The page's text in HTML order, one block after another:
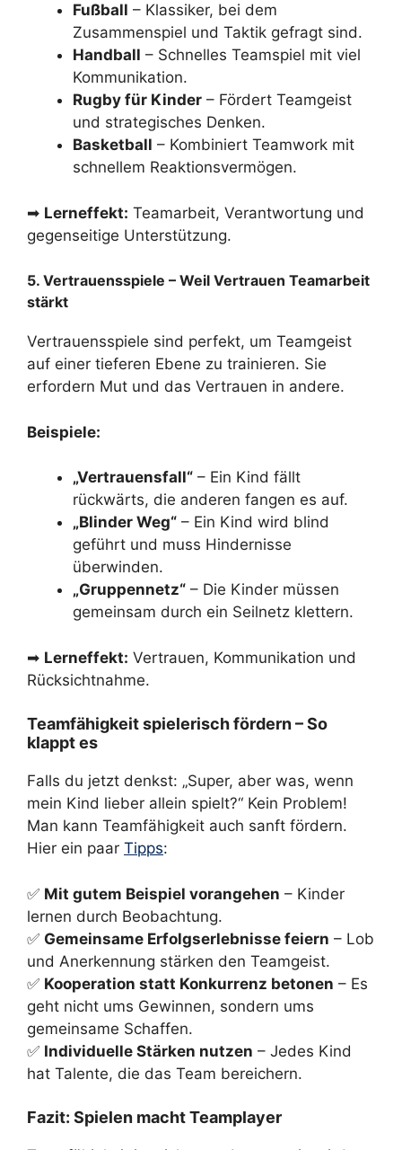
Fußball – Klassiker, bei dem
Zusammenspiel und Taktik gefragt sind.
Handball – Schnelles Teamspiel mit viel
Kommunikation.
Rugby für Kinder – Fördert Teamgeist
und strategisches Denken.
Basketball – Kombiniert Teamwork mit
schnellem Reaktionsvermögen.
➡ Lerneffekt: Teamarbeit, Verantwortung und
gegenseitige Unterstützung.
5. Vertrauensspiele – Weil Vertrauen Teamarbeit
stärkt
Vertrauensspiele sind perfekt, um Teamgeist
auf einer tieferen Ebene zu trainieren. Sie
erfordern Mut und das Vertrauen in andere.
Beispiele:
„Vertrauensfall“ – Ein Kind fällt
rückwärts, die anderen fangen es auf.
„Blinder Weg“ – Ein Kind wird blind
geführt und muss Hindernisse
überwinden.
„Gruppennetz“ – Die Kinder müssen
gemeinsam durch ein Seilnetz klettern.
➡ Lerneffekt: Vertrauen, Kommunikation und
Rücksichtnahme.
Teamfähigkeit spielerisch fördern – So
klappt es
Falls du jetzt denkst: „Super, aber was, wenn
mein Kind lieber allein spielt?“ Kein Problem!
Man kann Teamfähigkeit auch sanft fördern.
Hier ein paar Tipps:
✅ Mit gutem Beispiel vorangehen – Kinder
lernen durch Beobachtung.
✅ Gemeinsame Erfolgserlebnisse feiern – Lob
und Anerkennung stärken den Teamgeist.
✅ Kooperation statt Konkurrenz betonen – Es
geht nicht ums Gewinnen, sondern ums
gemeinsame Schaffen.
✅ Individuelle Stärken nutzen – Jedes Kind
hat Talente, die das Team bereichern.
Fazit: Spielen macht Teamplayer